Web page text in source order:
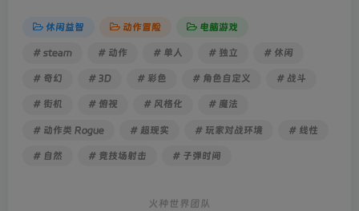
休闲益智 动作冒险 电脑游戏
# steam # 动作 # 单人 # 独立 # 休闲
# 奇幻 # 3D # 彩色 # 角色自定义 # 战斗
# 街机 # 俯视 # 风格化 # 魔法
# 动作类 Rogue # 超现实 # 玩家对战环境 # 线性
# 自然 # 竞技场射击 # 子弹时间
火种世界团队